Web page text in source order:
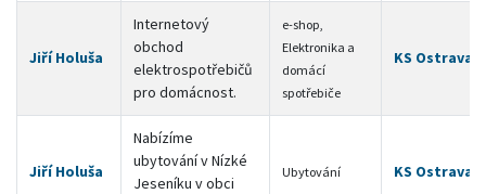
Jiří Holuša
Internetový
obchod
elektrospotřebičů
pro domácnost.
e-shop,
Elektronika a
domácí
spotřebiče
KS Ostrava
Jiří Holuša
Nabízíme
ubytování v Nízké
Jeseníku v obci
Ubytování KS Ostrava